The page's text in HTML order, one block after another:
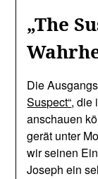
„The
Die
Suspect“, die
anschauen
gerät unter
wir seinen
Joseph ein